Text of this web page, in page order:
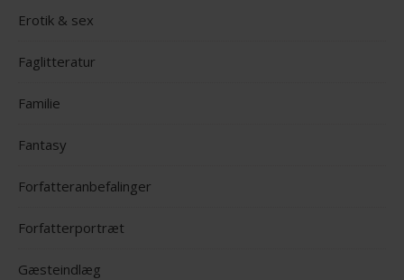
Erotik & sex
Faglitteratur
Familie
Fantasy
Forfatteranbefalinger
Forfatterportræt
Gæsteindlæg